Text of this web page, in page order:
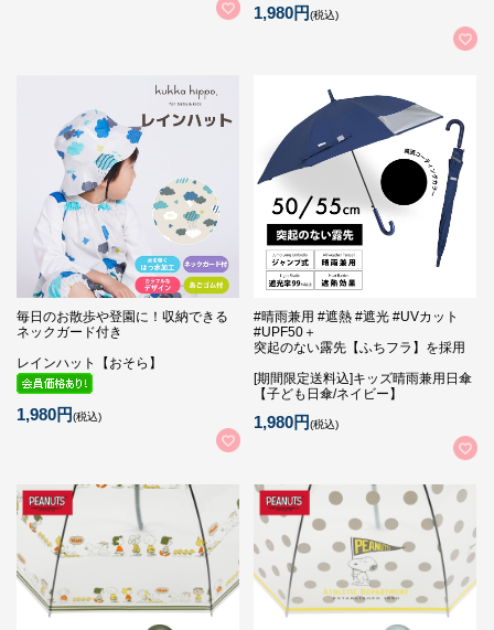
1,980円(税込)
毎日のお散歩や登園に！収納できる
ネックガード付き
レインハット【おそら】
1,980円(税込)
#晴雨兼用 #遮熱 #遮光 #UVカット
#UPF50＋
突起のない露先【ふちフラ】を採用
[期間限定送料込]キッズ晴雨兼用日傘
【子ども日傘/ネイビー】
1,980円(税込)